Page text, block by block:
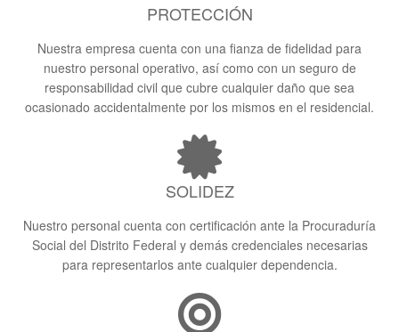
PROTECCIÓN
Nuestra empresa cuenta con una fianza de fidelidad para
nuestro personal operativo, así como con un seguro de
responsabilidad civil que cubre cualquier daño que sea
ocasionado accidentalmente por los mismos en el residencial.
SOLIDEZ
Nuestro personal cuenta con certificación ante la Procuraduría
Social del Distrito Federal y demás credenciales necesarias
para representarlos ante cualquier dependencia.